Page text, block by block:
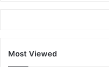
Most Viewed